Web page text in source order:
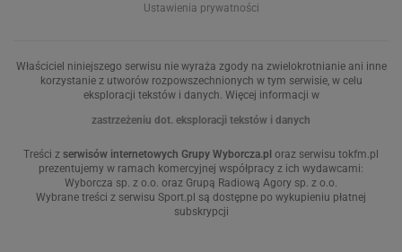
Ustawienia prywatności
Właściciel niniejszego serwisu nie wyraża zgody na zwielokrotnianie ani inne
korzystanie z utworów rozpowszechnionych w tym serwisie, w celu
eksploracji tekstów i danych. Więcej informacji w
zastrzeżeniu dot. eksploracji tekstów i danych
Treści z serwisów internetowych Grupy Wyborcza.pl oraz serwisu tokfm.pl
prezentujemy w ramach komercyjnej współpracy z ich wydawcami:
Wyborcza sp. z o.o. oraz Grupą Radiową Agory sp. z o.o.
Wybrane treści z serwisu Sport.pl są dostępne po wykupieniu płatnej
subskrypcji